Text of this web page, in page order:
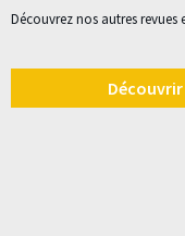
Découvrez nos autres
Découvrir